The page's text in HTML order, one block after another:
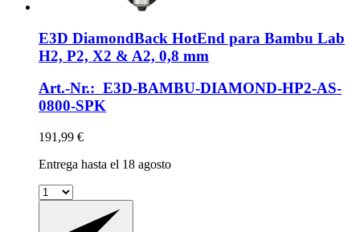
E3D DiamondBack HotEnd para Bambu Lab
H2, P2, X2 & A2, 0,8 mm
Art.-Nr.: E3D-BAMBU-DIAMOND-HP2-AS-
0800-SPK
191,99 €
Entrega hasta el 18 agosto